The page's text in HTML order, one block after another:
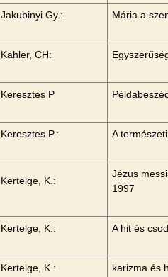
Jakubinyi Gy.: Mária a
Kähler, CH:
Keresztes P
Keresztes P.: A
Kertelge, K.:
Jézus
1997
Kertelge, K.: A hit és
Kertelge, K.: karizma és